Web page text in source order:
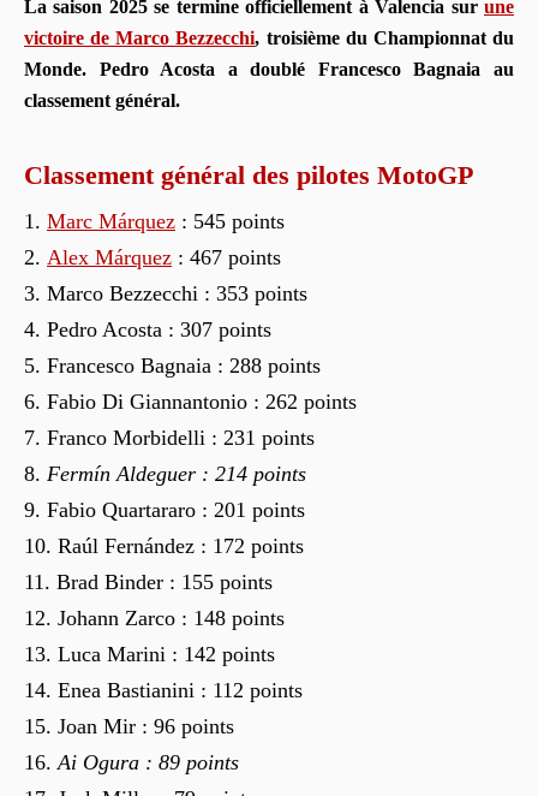
La saison 2025 se termine officiellement à Valencia sur une
victoire de Marco Bezzecchi, troisième du Championnat du
Monde. Pedro Acosta a doublé Francesco Bagnaia au
classement général.
Classement général des pilotes MotoGP
Marc Márquez : 545 points
Alex Márquez : 467 points
Marco Bezzecchi : 353 points
Pedro Acosta : 307 points
Francesco Bagnaia : 288 points
Fabio Di Giannantonio : 262 points
Franco Morbidelli : 231 points
Fermín Aldeguer : 214 points
Fabio Quartararo : 201 points
Raúl Fernández : 172 points
Brad Binder : 155 points
Johann Zarco : 148 points
Luca Marini : 142 points
Enea Bastianini : 112 points
Joan Mir : 96 points
Ai Ogura : 89 points